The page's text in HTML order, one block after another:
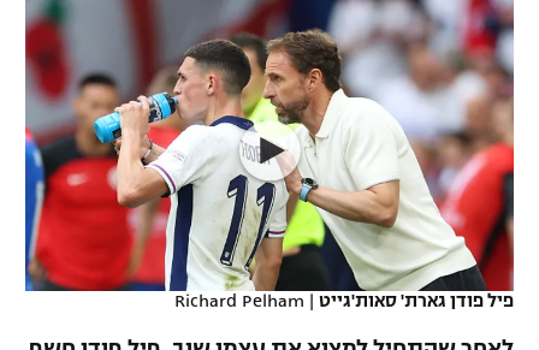
VOD
רץ ברשת
תוצאות
גביע המדינה
נבחרת ישראל
מכבי חיפה
בית"ר ירושלים
מכבי תל אביב
הפועל תל אביב
ליגה גרמנית
ליגה ספרדית
ליגה איטלקית
ליגה צרפתית
ליגה הולנדית
ליגה טורקית
ליגה לאומית
כדורסל נשים
מכבי תל אביב
הפועל חולון
הפועל ירושלים
דני אבדיה
NBA
יורוליג
יורוקאפ
ענפים נוספים
טניס
כדוריד
כדורעף
שחייה
פיל פודן גארת' סאות'גייט |
Richard Pelham